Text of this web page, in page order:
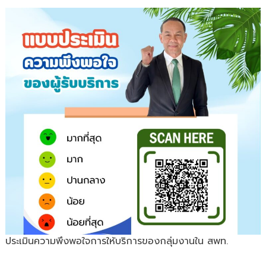
ประเมินความพึงพอใจการให้บริการของกลุ่มงานใน สพท.